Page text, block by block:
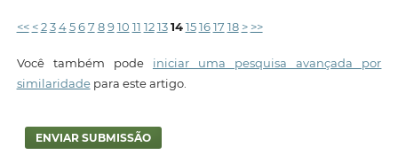
<< < 2 3 4 5 6 7 8 9 10 11 12 13 14 15 16 17 18 > >>
Você também pode iniciar uma pesquisa avançada por
similaridadepara este artigo.
ENVIAR SUBMISSÃO